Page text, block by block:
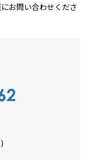
お問い合わせくださ